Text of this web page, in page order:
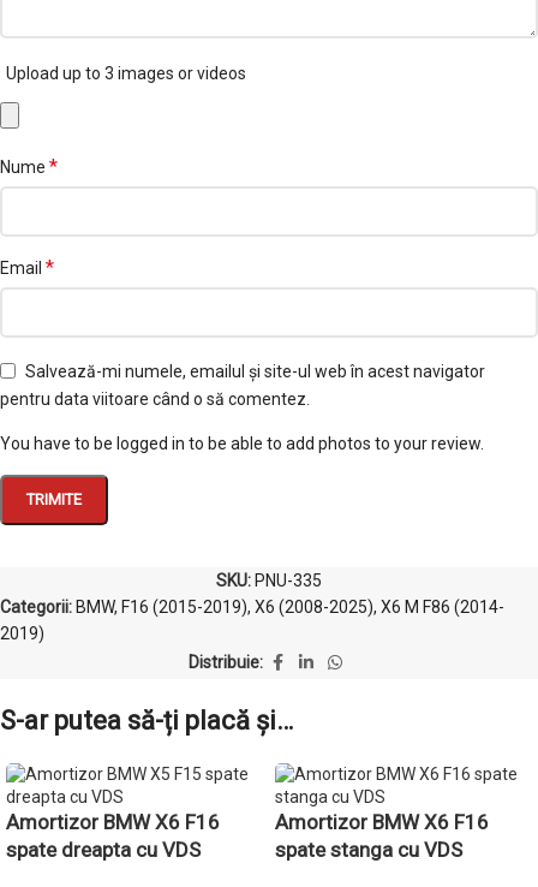
Upload up to 3 images or videos
Nume *
Email *
Salvează-mi numele, emailul și site-ul web în acest navigator
pentru data viitoare când o să comentez.
You have to be logged in to be able to add photos to your review.
SKU: PNU-335
Categorii: BMW, F16 (2015-2019), X6 (2008-2025), X6 M F86 (2014-
2019)
Distribuie:
S-ar putea să-ți placă și…
Amortizor BMW X6 F16
spate dreapta cu VDS
Amortizor BMW X6 F16
spate stanga cu VDS